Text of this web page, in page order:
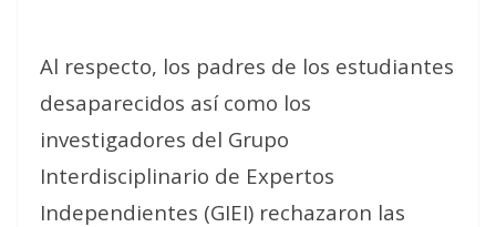
Al respecto, los padres de los estudiantes
desaparecidos así como los
investigadores del Grupo
Interdisciplinario de Expertos
Independientes (GIEI) rechazaron las